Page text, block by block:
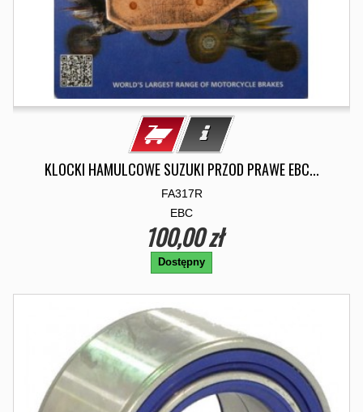
KLOCKI HAMULCOWE SUZUKI PRZOD PRAWE EBC...
FA317R
EBC
100,00 zł
Dostępny